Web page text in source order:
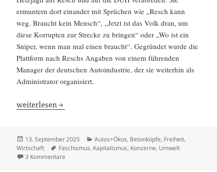
ermun­tern dort einander mit Sprüchen wie „Resch kann
weg. Braucht kein Mensch“, „Jetzt ist das Volk dran, um
diese Korrupten zur Strecke zu bringen“ oder „Wo ist ein
Sniper, wenn man mal einen braucht“. Gegründet wurde die
Platt­form nach Reschs Angaben von einem führenden
Manager der deutschen Autoin­dus­trie, der sie weiterhin als
Adminis­trator organi­siert.
Deutscher Abgas- und Gülle­fa­schismus
weiter­lesen
Veröffentlicht
am
13. September 2025 Kategorien
Autos+Ökos, Betonköpfe, Freiheit,
Wirtschaft
Schlagwörter
Faschismus, Kapitalismus, Konzerne, Umwelt
3 Kommentare